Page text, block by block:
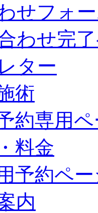
せフォ
わせ完
ター
術
約専用
料金
予約ペ
内